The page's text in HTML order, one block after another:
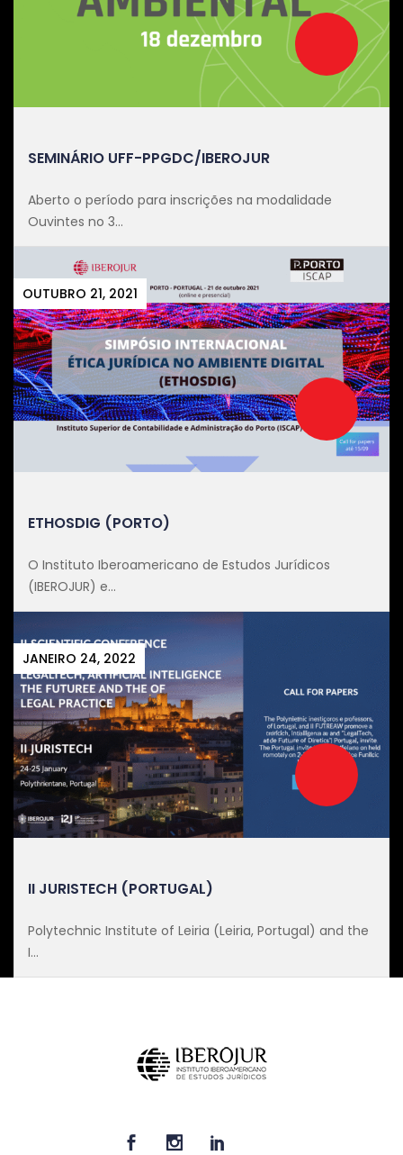
SEMINÁRIO UFF-PPGDC/IBEROJUR
Aberto o período para inscrições na modalidade
Ouvintes no 3...
OUTUBRO 21, 2021
ETHOSDIG (PORTO)
O Instituto Iberoamericano de Estudos Jurídicos
(IBEROJUR) e...
JANEIRO 24, 2022
II JURISTECH (PORTUGAL)
Polytechnic Institute of Leiria (Leiria, Portugal) and the
I...